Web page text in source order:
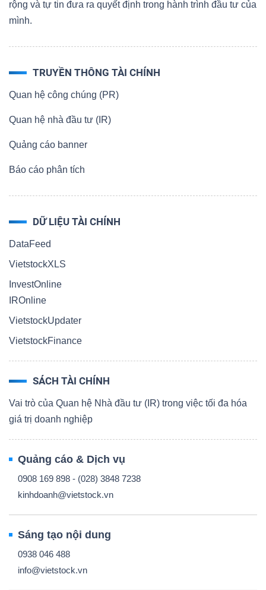
rộng và tự tin đưa ra quyết định trong hành trình đầu tư của
mình.
TRUYỀN THÔNG TÀI CHÍNH
Quan hệ công chúng (PR)
Quan hệ nhà đầu tư (IR)
Quảng cáo banner
Báo cáo phân tích
DỮ LIỆU TÀI CHÍNH
DataFeed
VietstockXLS
InvestOnline
IROnline
VietstockUpdater
VietstockFinance
SÁCH TÀI CHÍNH
Vai trò của Quan hệ Nhà đầu tư (IR) trong việc tối đa hóa
giá trị doanh nghiệp
Quảng cáo & Dịch vụ
0908 169 898 - (028) 3848 7238
kinhdoanh@vietstock.vn
Sáng tạo nội dung
0938 046 488
info@vietstock.vn